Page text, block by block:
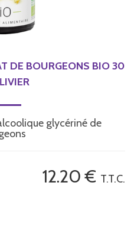
DE BOURGEONS BIO 30
glycériné de
12.20€ T.T.C.